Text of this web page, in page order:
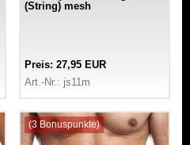
(String) mesh
Preis: 27,95 EUR
Art.-Nr.: js11m
(3 Bonuspunkte)